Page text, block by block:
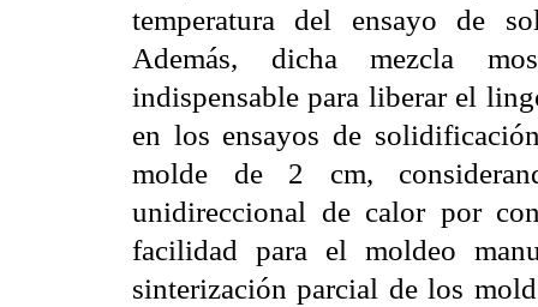
temperatura del ensayo de
Además, dicha mezcla
indispensable para liberar el
en los ensayos de
molde de 2 cm,
unidireccional de calor por
facilidad para el moldeo
sinterización parcial de los